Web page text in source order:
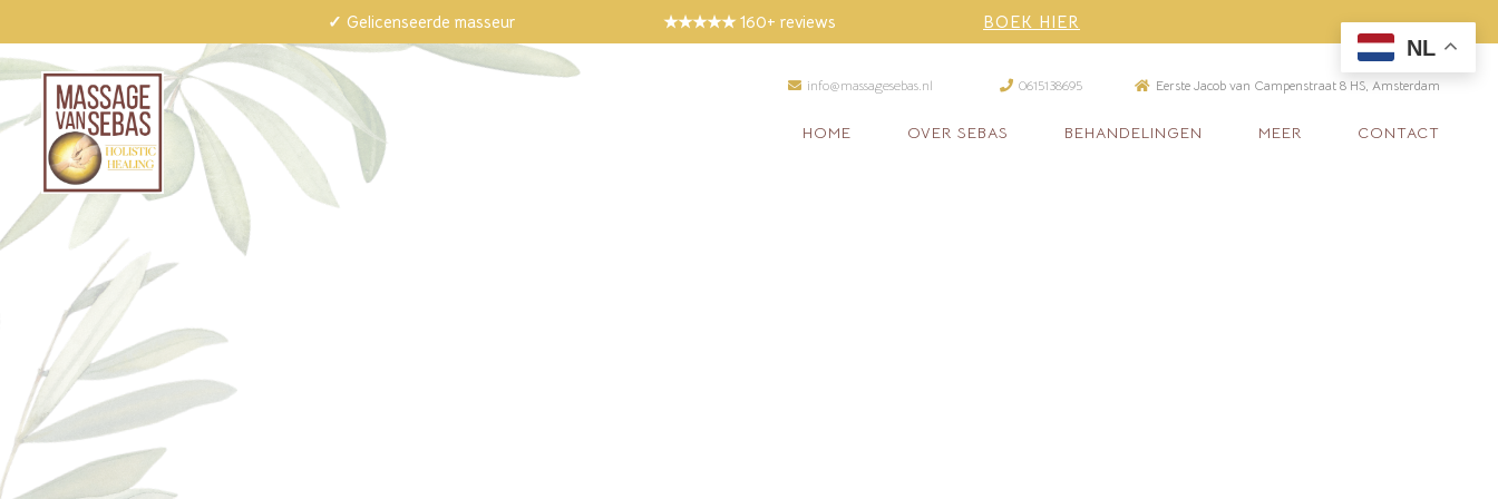
✓ Gelicenseerde masseur ★★★★★ 160+ reviews BOEK HIER
info@massagesebas.nl 0615138695 Eerste Jacob van Campenstraat 8 HS, Amsterdam
HOME OVER SEBAS BEHANDELINGEN MEER CONTACT
NL